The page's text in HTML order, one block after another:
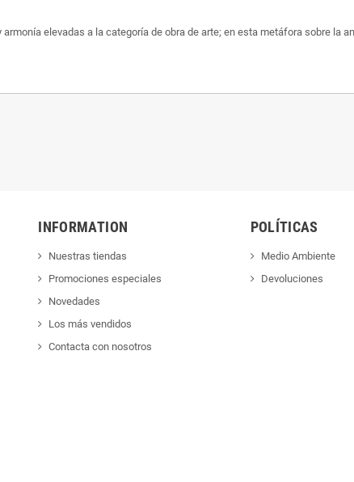
elevadas a la categoría de obra de arte; en esta metáfora sobre la
INFORMATION
Nuestras tiendas
Promociones especiales
Novedades
Los más vendidos
Contacta con nosotros
POLÍTICAS
Medio Ambiente
Devoluciones